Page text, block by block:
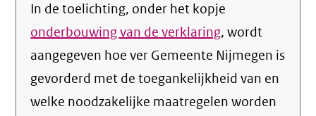
In de toelichting, onder het kopje
onderbouwing van de verklaring, wordt
aangegeven hoe ver Gemeente Nijmegen is
gevorderd met de toegankelijkheid van en
welke noodzakelijke maatregelen worden